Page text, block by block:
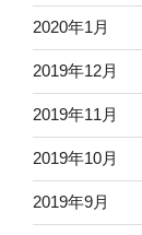
2020年1月
2019年12月
2019年11月
2019年10月
2019年9月